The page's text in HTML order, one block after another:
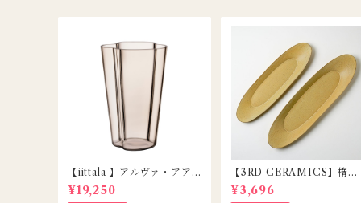
【iittala 】アルヴァ・アア
ルトコレクション ベース22
0mm リネン
¥19,250
【3RD CERAMICS】楕円
皿 / DAENZARA /
W / M
¥3,696